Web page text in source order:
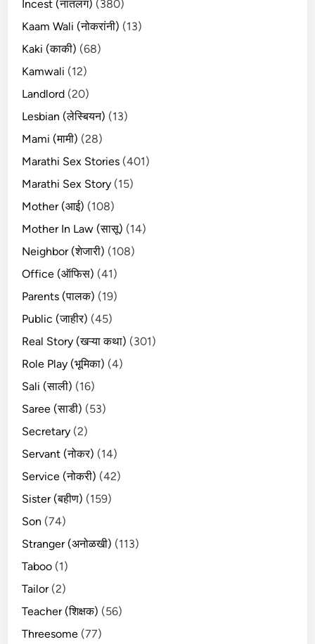
Incest (नातलग) (380)
Kaam Wali (नोकरांनी) (13)
Kaki (काकी) (68)
Kamwali (12)
Landlord (20)
Lesbian (लेस्बियन) (13)
Mami (मामी) (28)
Marathi Sex Stories (401)
Marathi Sex Story (15)
Mother (आई) (108)
Mother In Law (सासू) (14)
Neighbor (शेजारी) (108)
Office (ऑफिस) (41)
Parents (पालक) (19)
Public (जाहीर) (45)
Real Story (खऱ्या कथा) (301)
Role Play (भूमिका) (4)
Sali (साली) (16)
Saree (साडी) (53)
Secretary (2)
Servant (नोकर) (14)
Service (नोकरी) (42)
Sister (बहीण) (159)
Son (74)
Stranger (अनोळखी) (113)
Taboo (1)
Tailor(2)
Teacher (शिक्षक) (56)
Threesome (77)